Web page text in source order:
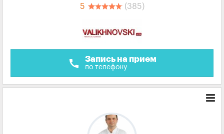
5 (385)
call Запись на прием
по телефону